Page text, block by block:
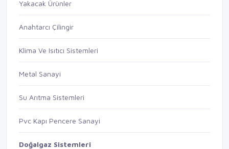
Yakacak Ürünler
Anahtarcı Çilingir
Klima Ve Isıtıcı Sistemleri
Metal Sanayi
Su Arıtma Sistemleri
Pvc Kapı Pencere Sanayi
Doğalgaz Sistemleri